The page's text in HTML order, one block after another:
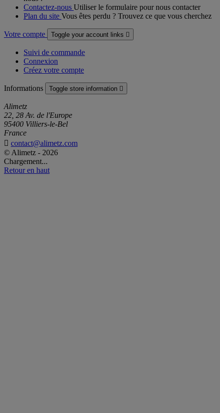
Contactez-nous Utiliser le formulaire pour nous contacter
Plan du site Vous êtes perdu ? Trouvez ce que vous cherchez
Votre compte Toggle your account links 
Suivi de commande
Connexion
Créez votre compte
Informations Toggle store information 
Alimetz
22, 28 Av. de l'Europe
95400 Villiers-le-Bel
France
 contact@alimetz.com
© Alimetz - 2026
Chargement...
Retour en haut